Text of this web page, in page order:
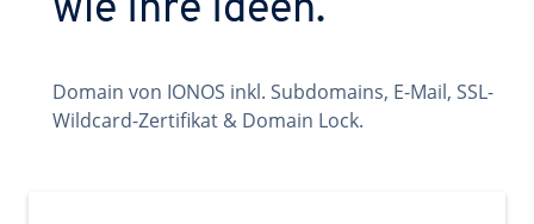
wie Ihre Ideen.
Domain von IONOS inkl. Subdomains, E-Mail, SSL-
Wildcard-Zertifikat & Domain Lock.